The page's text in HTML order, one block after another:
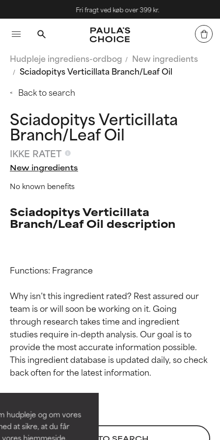
hudpleje og om vores
at sikre, at du får
hjemmeside.
Fri fragt ved køb over 399 kr.
Hudpleje ingrediens-ordbog
New ingredients
Sciadopitys Verticillata Branch/Leaf Oil
Back to search
Sciadopitys Verticillata
Branch/Leaf Oil
IKKE RATET
New ingredients
No known benefits
Sciadopitys Verticillata
Branch/Leaf Oil description
Functions: Fragrance
Why isn’t this ingredient rated? Rest assured our
team is or will soon be working on it. Going
through research takes time and ingredient
studies require in-depth analysis. Our goal is to
provide the most accurate information possible.
This ingredient database is updated daily, so check
Ratings af
ingredienser
Dokumenteret og understøttet
af uafhængige studier.
Fremragende aktiv ingrediens til
Ratings af
ingredienser
Dokumenteret og understøttet
af uafhængige studier.
Fremragende aktiv ingrediens til